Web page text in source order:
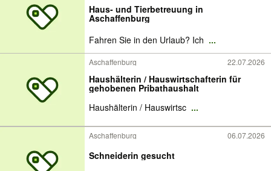
Haus- und Tierbetreuung in
Aschaffenburg
Fahren Sie in den Urlaub? Ich ...
Aschaffenburg 22.07.2026
Haushälterin / Hauswirtschafterin für
gehobenen Pribathaushalt
Haushälterin / Hauswirtsc ...
Aschaffenburg 06.07.2026
Schneiderin gesucht